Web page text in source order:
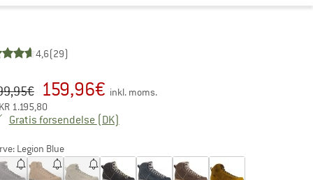
4,6(29)
pris :
€ 159,96€ inkl. moms.
KR 1.195,80
Gratis forsendelse (DK)
Legion Blue